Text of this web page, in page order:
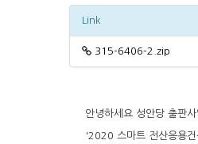
Link
315-6406-2.zip
안녕하세요 성안당 출판사
'2020 스마트 전산응용